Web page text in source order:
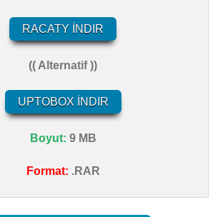
RACATY İNDIR
(( Alternatif ))
UPTOBOX İNDIR
Boyut: 9 MB
Format: .RAR